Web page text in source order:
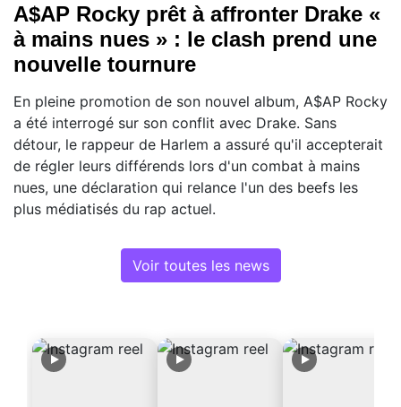
A$AP Rocky prêt à affronter Drake «
à mains nues » : le clash prend une
nouvelle tournure
En pleine promotion de son nouvel album, A$AP Rocky
a été interrogé sur son conflit avec Drake. Sans
détour, le rappeur de Harlem a assuré qu'il accepterait
de régler leurs différends lors d'un combat à mains
nues, une déclaration qui relance l'un des beefs les
plus médiatisés du rap actuel.
Voir toutes les news